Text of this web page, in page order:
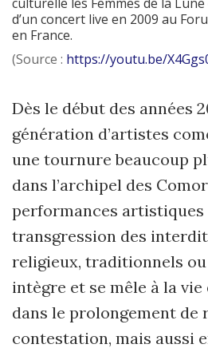
d’un concert live en 2009 au
en France.
(Source : https://youtu.be/
Dès le début des années
génération d’artistes
une tournure beaucoup
dans l’archipel des
performances artistiques
transgression des
religieux, traditionnels ou
intègre et se mêle à la vie
dans le prolongement de
contestation, mais aussi